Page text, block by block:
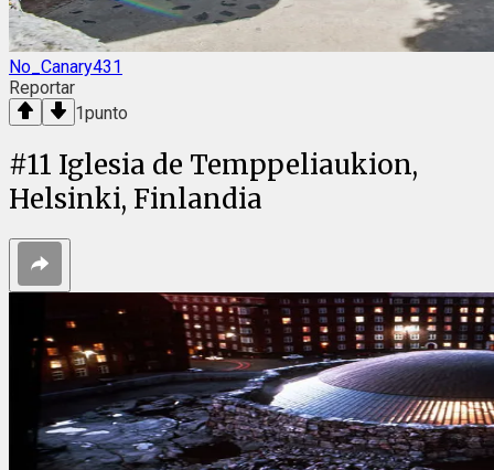
No_Canary431
Reportar
1punto
#11 Iglesia de Temppeliaukion,
Helsinki, Finlandia